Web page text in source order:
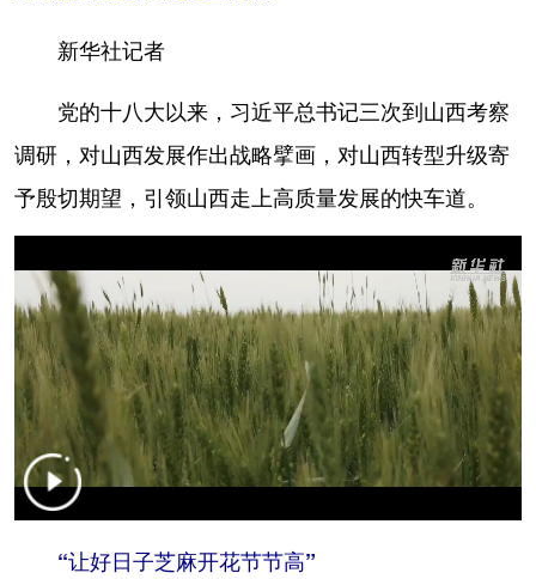
彩票
公益 一带一路 亚太网 上市公司
文化产业
北京 天津 河北 山西
辽宁 吉林 上海 江苏
安徽 福建 江西
山东 河南 湖北 湖南
广东
四川 贵州
新华社记者
党的十八大以来，习近平总书记三次到山西考察
调研，对山西发展作出战略擘画，对山西转型升级寄
予殷切期望，引领山西走上高质量发展的快车道。
“让好日子芝麻开花节节高”